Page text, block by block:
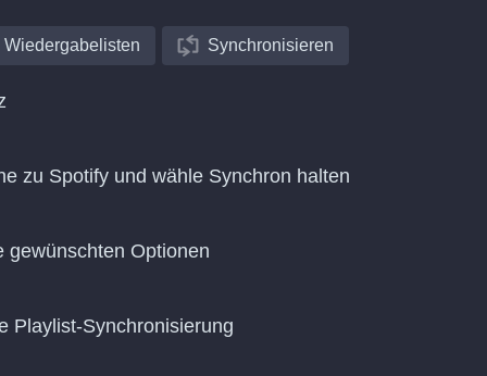
Wiedergabelisten Synchronisieren
zu Spotify und wähle Synchron halten
gewünschten Optionen
Playlist-Synchronisierung